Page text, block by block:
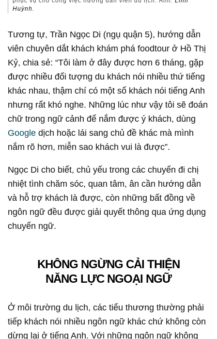
Huỳnh.
Tương tự, Trần Ngọc Di (ngụ quận 5), hướng dẫn
viên chuyên dắt khách khám phá foodtour ở Hồ Thị
Kỷ, chia sẻ: “Tôi làm ở đây được hơn 6 tháng, gặp
được nhiều đối tượng du khách nói nhiều thứ tiếng
khác nhau, thậm chí có một số khách nói tiếng Anh
nhưng rất khó nghe. Những lúc như vậy tôi sẽ đoán
chữ trong ngữ cảnh để nắm được ý khách, dùng
Google dịch hoặc lái sang chủ đề khác mà mình
nắm rõ hơn, miễn sao khách vui là được”.
Ngọc Di cho biết, chủ yếu trong các chuyến đi chị
nhiệt tình chăm sóc, quan tâm, ân cần hướng dẫn
và hỗ trợ khách là được, còn những bất đồng về
ngôn ngữ đều được giải quyết thông qua ứng dụng
chuyển ngữ.
KHÔNG NGỪNG CẢI THIỆN
NĂNG LỰC NGOẠI NGỮ
Ở môi trường du lịch, các tiểu thương thường phải
tiếp khách nói nhiều ngôn ngữ khác chứ không còn
dừng lại ở tiếng Anh. Với những ngôn ngữ không